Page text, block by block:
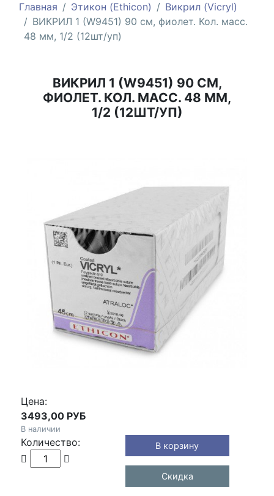
Главная Этикон (Ethicon)
Викрил (Vicryl)
ВИКРИЛ 1 (W9451) 90 см, фиолет. Кол. масс.
48 мм, 1/2 (12шт/уп)
ВИКРИЛ 1 (W9451) 90 СМ,
ФИОЛЕТ. КОЛ. МАСС. 48 ММ,
1/2 (12ШТ/УП)
Цена:
3493,00 РУБ
В наличии
Количество:
Скидка